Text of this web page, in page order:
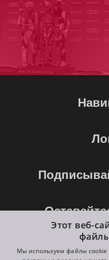
Этот веб-
Мы используем файлы cookie